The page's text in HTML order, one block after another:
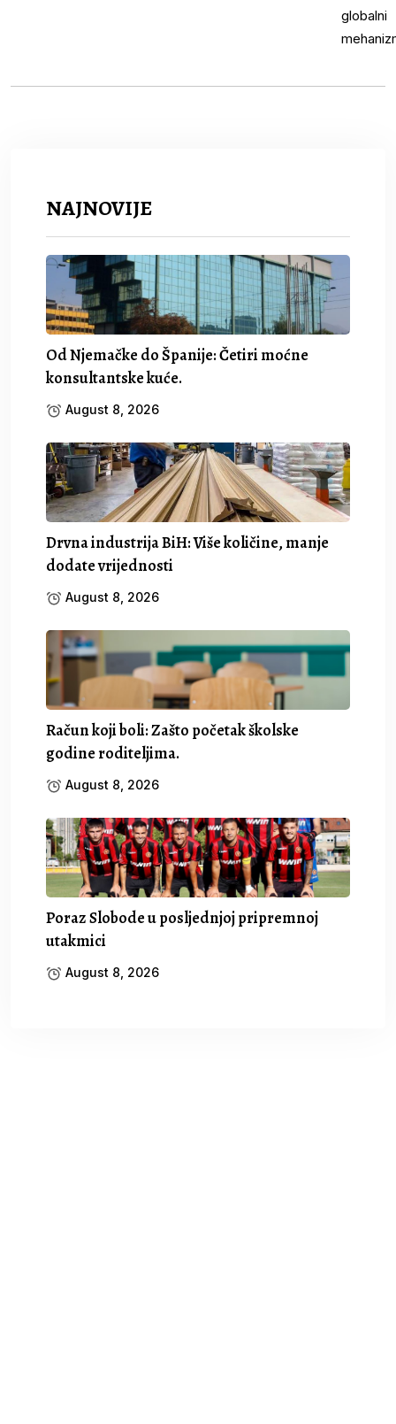
NAJNOVIJE
Od Njemačke do Španije: Četiri moćne
konsultantske kuće.
August 8, 2026
Drvna industrija BiH: Više količine, manje
dodate vrijednosti
August 8, 2026
Račun koji boli: Zašto početak školske
godine roditeljima.
August 8, 2026
Poraz Slobode u posljednjoj pripremnoj
utakmici
August 8, 2026